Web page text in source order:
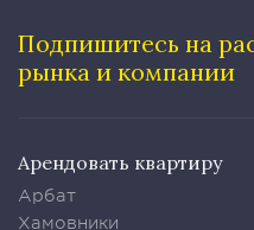
Подпишитесь на
рынка и компании
Арендовать квартиру
Арбат
Хамовники